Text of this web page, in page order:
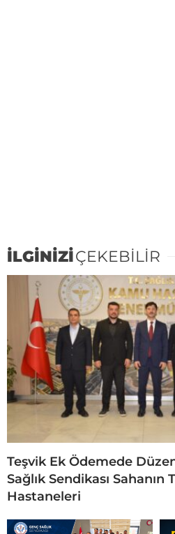
İLGİNİZİÇEKEBİLİR
Teşvik Ek Ödemede
Sağlık Sendikası
Hastaneleri